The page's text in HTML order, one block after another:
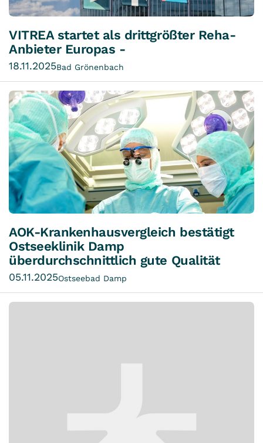
VITREA startet als drittgrößter Reha-
Anbieter Europas -
18.11.2025Bad Grönenbach
AOK-Krankenhausvergleich bestätigt
Ostseeklinik Damp
überdurchschnittlich gute Qualität
05.11.2025Ostseebad Damp